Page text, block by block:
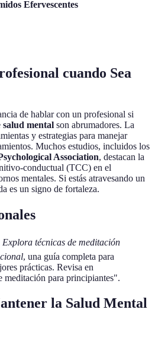
Efervescentes
cuando Sea
de hablar con un profesional si
salud mental son abrumadores. La
y estrategias para manejar
Muchos estudios, incluidos los
Association, destacan la
conductual (TCC) en el
mentales. Si estás atravesando un
es un signo de fortaleza.
Explora técnicas de meditación
, una guía completa para
prácticas. Revisa en
meditación para principiantes".
la Salud Mental